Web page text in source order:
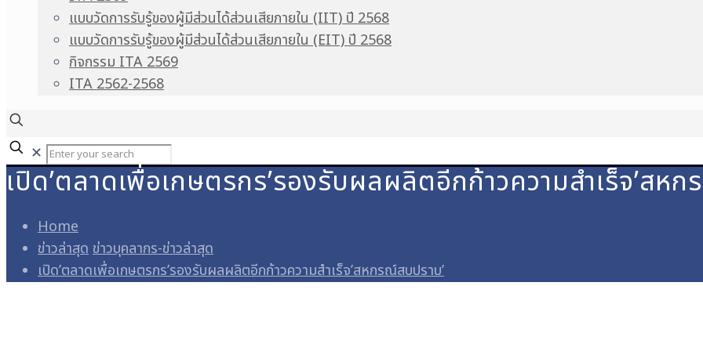
แบบวัดการรับรู้ของผู้มีส่วนได้ส่วนเสียภายใน (IIT) ปี 2568
แบบวัดการรับรู้ของผู้มีส่วนได้ส่วนเสียภายใน (EIT) ปี 2568
กิจกรรม ITA 2569
ITA 2562-2568
✕
เปิด’ตลาดเพื่อเกษตรกร’รองรับผลผลิตอีกก้าวความสำเร็จ’สห
Home
ข่าวล่าสุดข่าวบุคลากร-ข่าวล่าสุด
เปิด’ตลาดเพื่อเกษตรกร’รองรับผลผลิตอีกก้าวความสำเร็จ’สหกรณ์สบปราบ’